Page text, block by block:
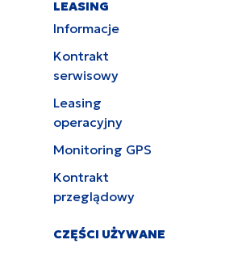
LEASING
Informacje
Kontrakt
serwisowy
Leasing
operacyjny
Monitoring GPS
Kontrakt
przeglądowy
CZĘŚCI UŻYWANE